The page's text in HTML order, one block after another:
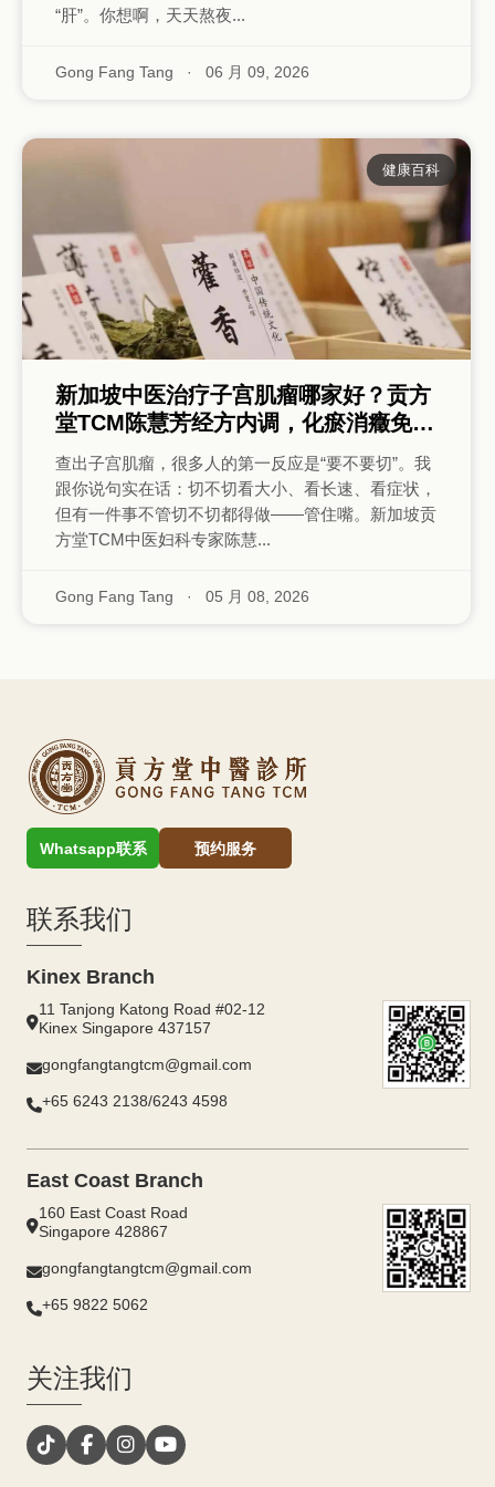
“肝”。你想啊，天天熬夜...
Gong Fang Tang · 06 月 09, 2026
健康百科
新加坡中医治疗子宫肌瘤哪家好？贡方
堂TCM陈慧芳经方内调，化瘀消癥免手
术
查出子宫肌瘤，很多人的第一反应是“要不要切”。我
跟你说句实在话：切不切看大小、看长速、看症状，
但有一件事不管切不切都得做——管住嘴。新加坡贡
方堂TCM中医妇科专家陈慧...
Gong Fang Tang · 05 月 08, 2026
Whatsapp联系 预约服务
联系我们
Kinex Branch
11 Tanjong Katong Road #02-12
Kinex Singapore 437157
gongfangtangtcm@gmail.com
+65 6243 2138/6243 4598
East Coast Branch
160 East Coast Road
Singapore 428867
gongfangtangtcm@gmail.com
+65 9822 5062
关注我们